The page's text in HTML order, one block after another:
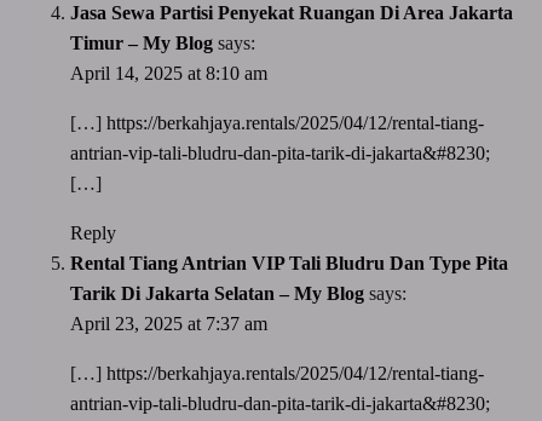
Jasa Sewa Partisi Penyekat Ruangan Di Area Jakarta
Timur – My Blog says:
April 14, 2025 at 8:10 am
[…] https://berkahjaya.rentals/2025/04/12/rental-tiang-
antrian-vip-tali-bludru-dan-pita-tarik-di-jakarta&#8230;
[…]
Reply
Rental Tiang Antrian VIP Tali Bludru Dan Type Pita
Tarik Di Jakarta Selatan – My Blog says:
April 23, 2025 at 7:37 am
[…] https://berkahjaya.rentals/2025/04/12/rental-tiang-
antrian-vip-tali-bludru-dan-pita-tarik-di-jakarta&#8230;